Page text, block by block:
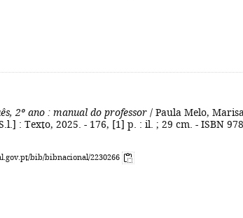
2º ano : manual do professor / Paula Melo, Marisa
: Texto, 2025. - 176, [1] p. : il. ; 29 cm. - ISBN
bib/bibnacional/2230266